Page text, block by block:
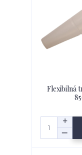
Flexibilná